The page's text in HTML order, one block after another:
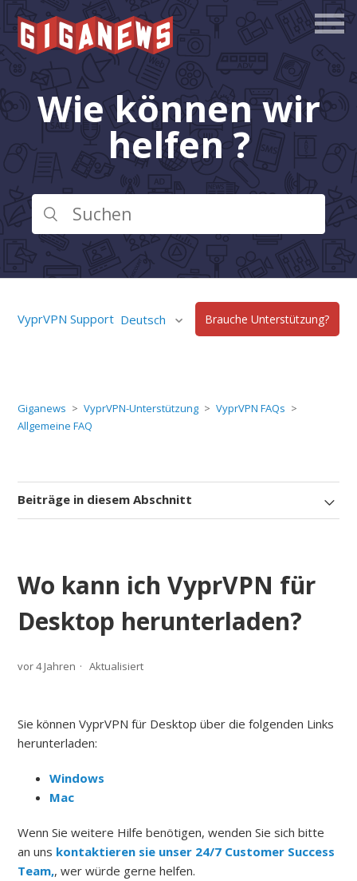
Wie können wir
helfen ?
VyprVPN Support Deutsch Brauche Unterstützung?
Giganews VyprVPN-Unterstützung
VyprVPN FAQs
Allgemeine FAQ
Beiträge in diesem Abschnitt
Wo kann ich VyprVPN für
Desktop herunterladen?
vor 4 Jahren Aktualisiert
Sie können VyprVPN für Desktop über die folgenden Links
herunterladen:
Windows
Mac
Wenn Sie weitere Hilfe benötigen, wenden Sie sich bitte
an uns kontaktieren sie unser 24/7 Customer Success
Team,, wer würde gerne helfen.